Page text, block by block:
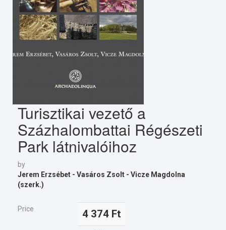
Turisztikai vezető a
Százhalombattai Régészeti
Park látnivalóihoz
by
Jerem Erzsébet - Vasáros Zsolt - Vicze Magdolna
(szerk.)
Price 4 374 Ft